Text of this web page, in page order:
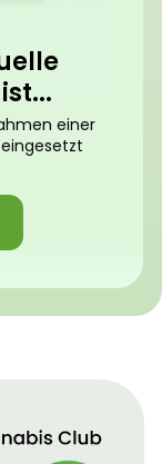
einer